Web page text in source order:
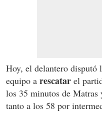
Hoy, el delantero disputó
equipo a rescatar el
los 35 minutos de Matras
tanto a los 58 por